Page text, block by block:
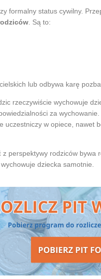
formalny status cywilny.
. Są to:
lub odbywa karę
rzeczywiście wychowuje
za
w opiece, nawet
perspektywy rodziców bywa
dziecka samotnie.